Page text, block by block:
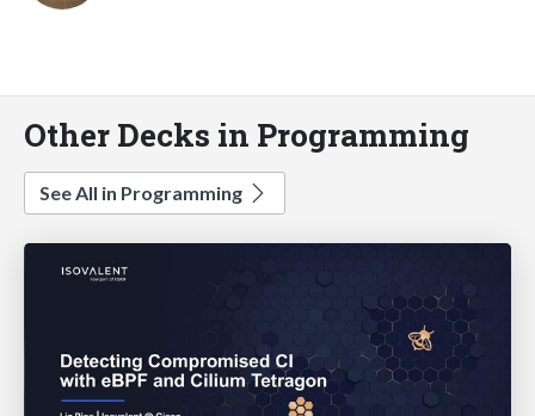
Other Decks in Programming
See All in Programming